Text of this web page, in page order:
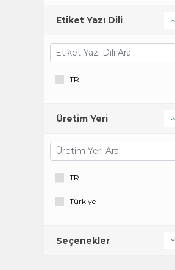
Etiket Yazı Dili
TR
Üretim Yeri
TR
Türkiye
Seçenekler